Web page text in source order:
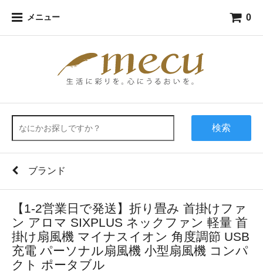
メニュー 0
検索
ブランド
【1-2営業日で発送】折り畳み 首掛けファ
ン アロマ SIXPLUS ネックファン 軽量 首
掛け扇風機 マイナスイオン 角度調節 USB
充電 パーソナル扇風機 小型扇風機 コンパ
クト ポータブル